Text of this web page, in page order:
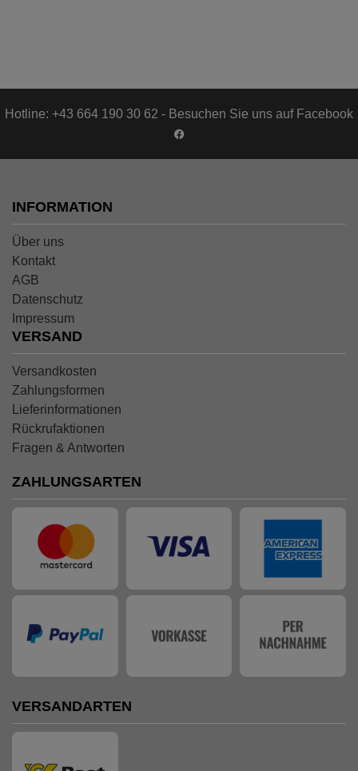
Hotline: +43 664 190 30 62 - Besuchen Sie uns auf Facebook
INFORMATION
Über uns
Kontakt
AGB
Datenschutz
Impressum
VERSAND
Versandkosten
Zahlungsformen
Lieferinformationen
Rückrufaktionen
Fragen & Antworten
ZAHLUNGSARTEN
VERSANDARTEN